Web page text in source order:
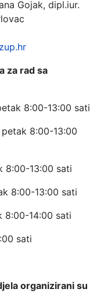
Gojak, dipl.iur.
za rad sa
8:00-13:00 sati
petak 8:00-13:00
8:00-13:00 sati
8:00-13:00 sati
8:00-14:00 sati
sati
organizirani su